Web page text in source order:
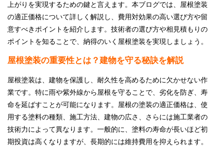
プライバシーポリシー
お問い合わせ
施工事例
スタッフブログ
上がりを実現するための鍵と言えます。本ブログでは、屋根塗装
の適正価格について詳しく解説し、費用対効果の高い選び方や留
意すべきポイントを紹介します。技術者の選び方や相見積もりの
ポイントを知ることで、納得のいく屋根塗装を実現しましょう。
屋根塗装の重要性とは？建物を守る秘訣を解説
屋根塗装は、建物を保護し、耐久性を高めるために欠かせない作
業です。特に雨や紫外線から屋根を守ることで、劣化を防ぎ、寿
命を延ばすことが可能になります。屋根の塗装の適正価格は、使
用する塗料の種類、施工方法、建物の広さ、さらには施工業者の
技術力によって異なります。一般的に、塗料の寿命が長いほど初
期投資は高くなりますが、長期的には維持費用を抑えられます。